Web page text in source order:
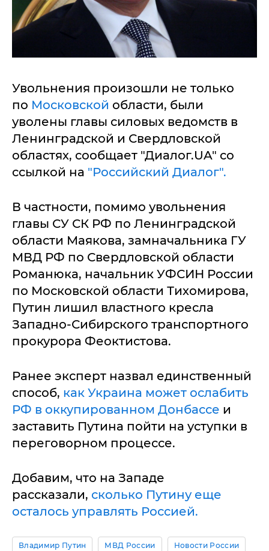
Увольнения произошли не только
по Московской области, были
уволены главы силовых ведомств в
Ленинградской и Свердловской
областях, сообщает "Диалог.UA" со
ссылкой на "Российский Диалог".
В частности, помимо увольнения
главы СУ СК РФ по Ленинградской
области Маякова, замначальника ГУ
МВД РФ по Свердловской области
Романюка, начальник УФСИН России
по Московской области Тихомирова,
Путин лишил властного кресла
Западно-Сибирского транспортного
прокурора Феоктистова.
Ранее эксперт назвал единственный
способ, как Украина может ослабить
РФ в оккупированном Донбассе и
заставить Путина пойти на уступки в
переговорном процессе.
Добавим, что на Западе
рассказали, сколько Путину еще
осталось управлять Россией.
Владимир Путин МВД России Новости России